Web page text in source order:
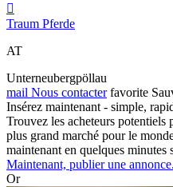

Traum Pferde
AT
Unterneubergpöllau
mail Nous contacter favorite
Insérez maintenant - simple,
Trouvez les acheteurs potentiels
plus grand marché pour le
maintenant en quelques minutes
Maintenant, publier une annonce.
Or